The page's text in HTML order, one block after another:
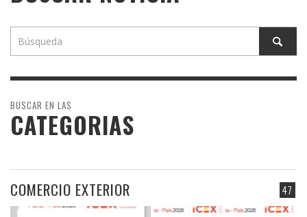
BUSCAR EN LAS
CATEGORIAS
47
COMERCIO EXTERIOR